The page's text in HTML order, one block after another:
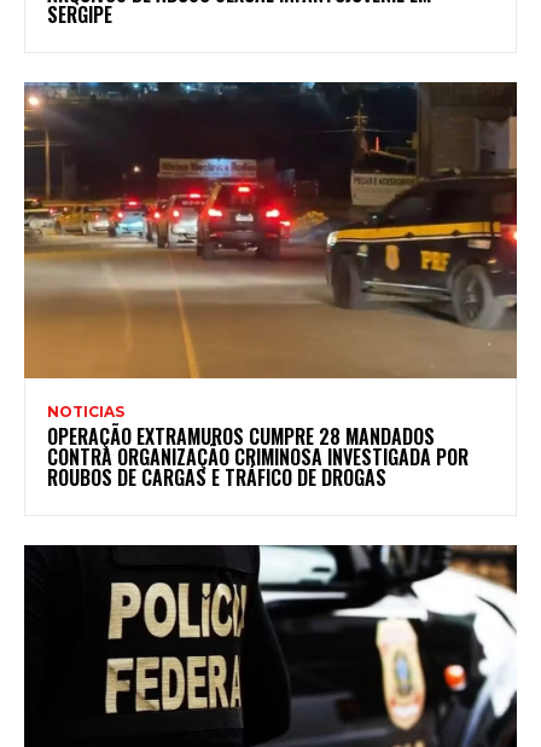
SERGIPE
NOTICIAS
OPERAÇÃO EXTRAMUROS CUMPRE 28 MANDADOS
CONTRA ORGANIZAÇÃO CRIMINOSA INVESTIGADA POR
ROUBOS DE CARGAS E TRÁFICO DE DROGAS